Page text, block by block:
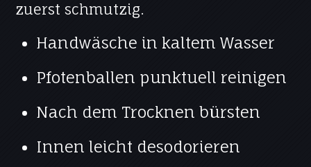
zuerst schmutzig.
Handwäsche in kaltem Wasser
Pfotenballen punktuell reinigen
Nach dem Trocknen bürsten
Innen leicht desodorieren